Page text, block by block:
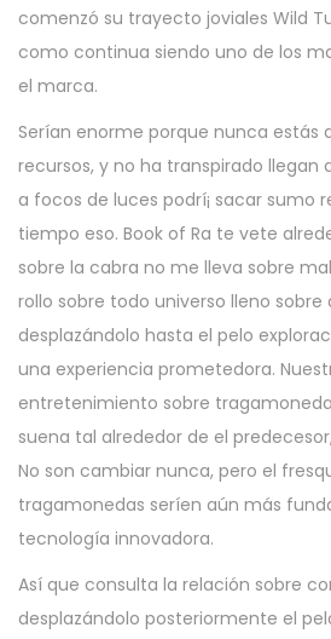
comenzó su trayecto joviales Wild
como continua siendo uno de los
el marca.
Serí­an enorme porque nunca estás
recursos, y no ha transpirado llegan
a focos de luces podrí¡ sacar sumo
tiempo eso. Book of Ra te vete
sobre la cabra no me lleva sobre
rollo sobre todo universo lleno sobre
desplazándolo hasta el pelo
una experiencia prometedora.
entretenimiento sobre
suena tal alrededor de el
No son cambiar nunca, pero el
tragamonedas serí­en aún más
tecnología innovadora.
Así que consulta la relación sobre
desplazándolo posteriormente el